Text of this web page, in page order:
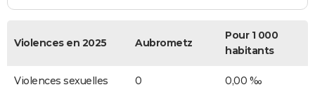
Violences en 2025 Aubrometz
Pour 1 000
habitants
Violences sexuelles 0 0,00 ‰